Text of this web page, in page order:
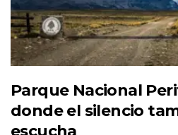
Parque Nacional
donde el silencio
escucha